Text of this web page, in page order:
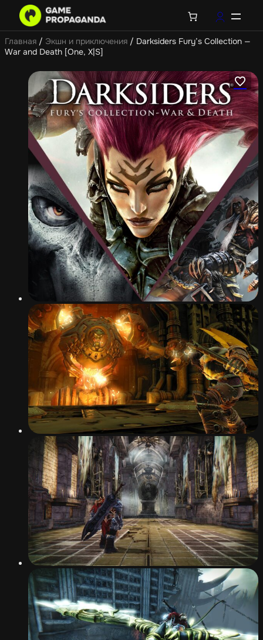
Главная / Экшн и приключения / Darksiders Fury’s Collection —
War and Death [One, X|S]